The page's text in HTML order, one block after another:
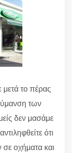
το πέρας
των
δεν μασάμε
ότι
οχήματα και